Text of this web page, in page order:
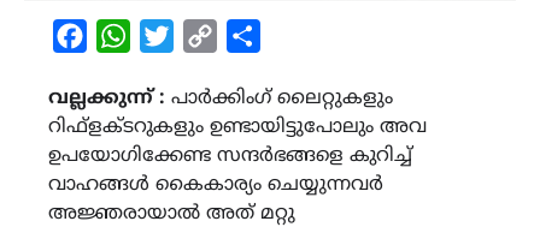
FacebookWhatsAppTwitterCopy
വല്ലക്കുന്ന് : പാർക്കിംഗ് ലൈറ്റുകളും
റിഫ്‌ളക്ടറുകളും ഉണ്ടായിട്ടുപോലും അവ
ഉപയോഗിക്കേണ്ട സന്ദർഭങ്ങളെ കുറിച്ച്
വാഹങ്ങൾ കൈകാര്യം ചെയ്യുന്നവർ
അജ്ഞരായാൽ അത് മറ്റു